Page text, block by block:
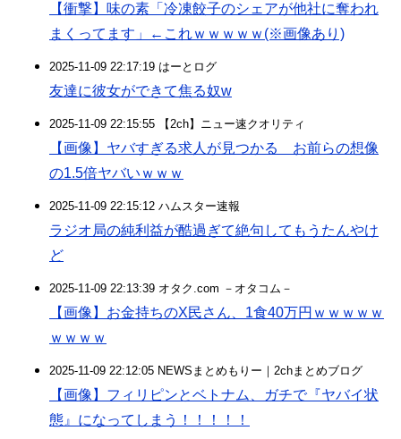
【衝撃】味の素「冷凍餃子のシェアが他社に奪われ
まくってます」←これｗｗｗｗｗ(※画像あり)
2025-11-09 22:17:19 はーとログ
友達に彼女ができて焦る奴w
2025-11-09 22:15:55 【2ch】ニュー速クオリティ
【画像】ヤバすぎる求人が見つかる お前らの想像
の1.5倍ヤバいｗｗｗ
2025-11-09 22:15:12 ハムスター速報
ラジオ局の純利益が酷過ぎて絶句してもうたんやけ
ど
2025-11-09 22:13:39 オタク.com －オタコム－
【画像】お金持ちのX民さん、1食40万円ｗｗｗｗｗ
ｗｗｗｗ
2025-11-09 22:12:05 NEWSまとめもりー｜2chまとめブログ
【画像】フィリピンとベトナム、ガチで『ヤバイ状
態』になってしまう！！！！！